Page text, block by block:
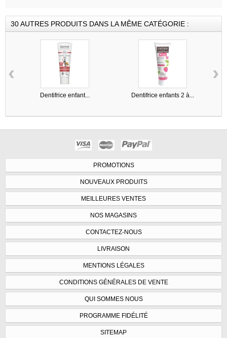
30 AUTRES PRODUITS DANS LA MÊME CATÉGORIE :
Dentifrice enfant... Dentifrice enfants 2 à...
‹ ›
PROMOTIONS
NOUVEAUX PRODUITS
MEILLEURES VENTES
NOS MAGASINS
CONTACTEZ-NOUS
LIVRAISON
MENTIONS LÉGALES
CONDITIONS GÉNÉRALES DE VENTE
QUI SOMMES NOUS
PROGRAMME FIDÉLITÉ
SITEMAP